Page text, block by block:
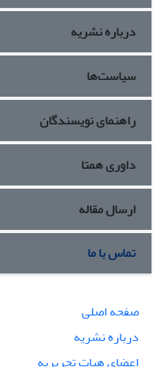
درباره نشریه
سیاست‌ها
راهنمای نویسندگان
داوری همتا
ارسال مقاله
تماس با ما
صفحه اصلی
درباره نشریه
اعضای هیات تحریریه